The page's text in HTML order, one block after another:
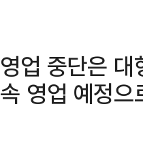
영업 중단은
속 영업 예정